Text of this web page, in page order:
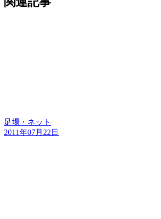
足場・ネット
2011年07月22日